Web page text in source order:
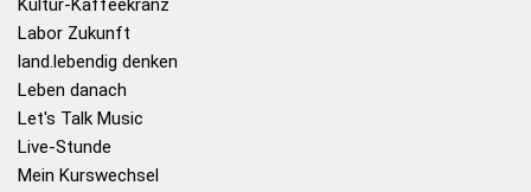
Kultur-Kaffeekranz
Labor Zukunft
land.lebendig denken
Leben danach
Let's Talk Music
Live-Stunde
Mein Kurswechsel